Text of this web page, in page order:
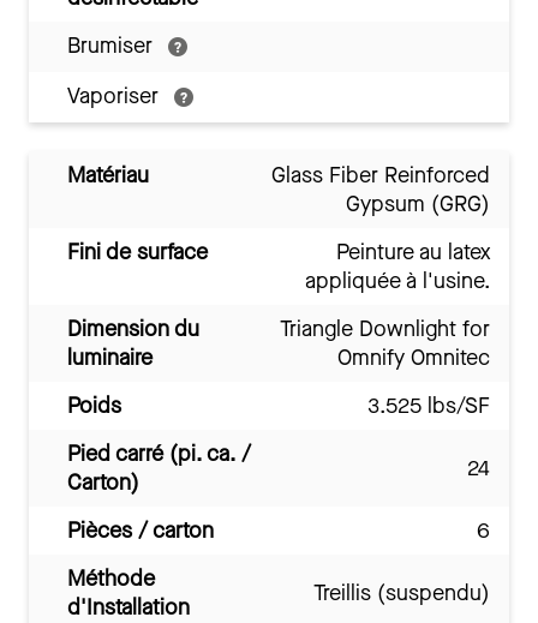
Brumiser
Vaporiser
Matériau
Glass Fiber Reinforced
Gypsum (GRG)
Fini de surface
Peinture au latex
appliquée à l'usine.
Dimension du
luminaire
Triangle Downlight for
Omnify Omnitec
Poids
3.525 lbs/SF
Pied carré (pi. ca. /
Carton)
24
Pièces / carton
6
Méthode
d'Installation
Treillis (suspendu)